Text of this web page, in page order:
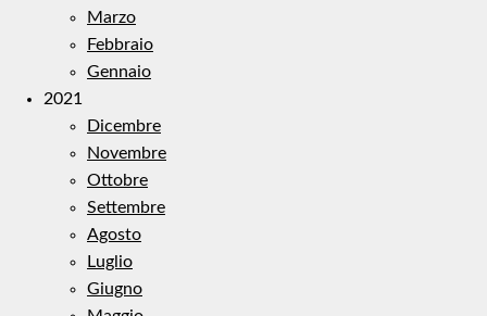
Marzo
Febbraio
Gennaio
2021
Dicembre
Novembre
Ottobre
Settembre
Agosto
Luglio
Giugno